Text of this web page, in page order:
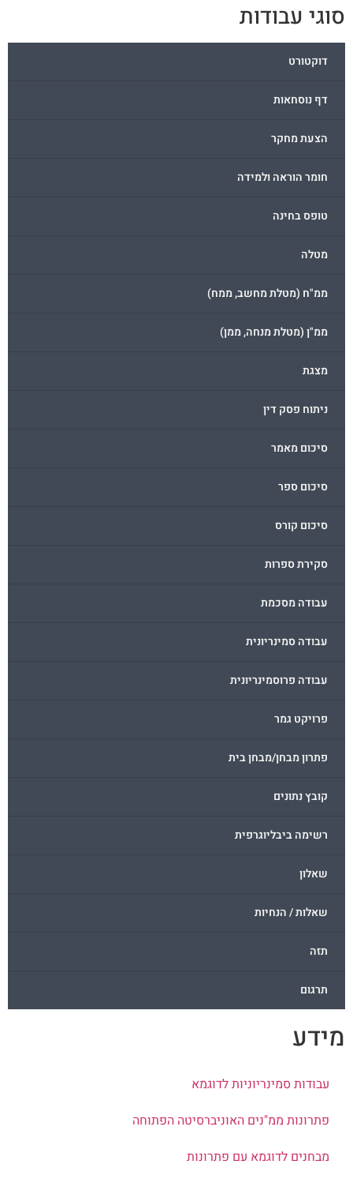
עבודות
דוקטורט
דף נוסחאות
הצעת מחקר
חומר הוראה ולמידה
טופס בחינה
מטלה
ממ"ח (מטלת מחשב, ממח)
ממ"ן (מטלת מנחה, ממן)
מצגת
ניתוח פסק דין
סיכום מאמר
סיכום ספר
סיכום קורס
סקירת ספרות
עבודה מסכמת
עבודה סמינריונית
עבודה פרוסמינריונית
פרויקט גמר
פתרון מבחן/מבחן בית
קובץ נתונים
רשימה ביבליוגרפית
שאלון
שאלות / הנחיות
תזה
תרגום
עבודות סמינריוניות לדוגמא
פתרונות ממ"נים האוניברסיטה הפתוחה
מבחנים לדוגמא עם פתרונות